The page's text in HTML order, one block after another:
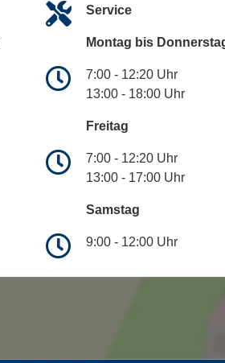
Service
Montag bis
7:00 - 12:20 Uhr
13:00 - 18:00 Uhr
Freitag
7:00 - 12:20 Uhr
13:00 - 17:00 Uhr
Samstag
9:00 - 12:00 Uhr